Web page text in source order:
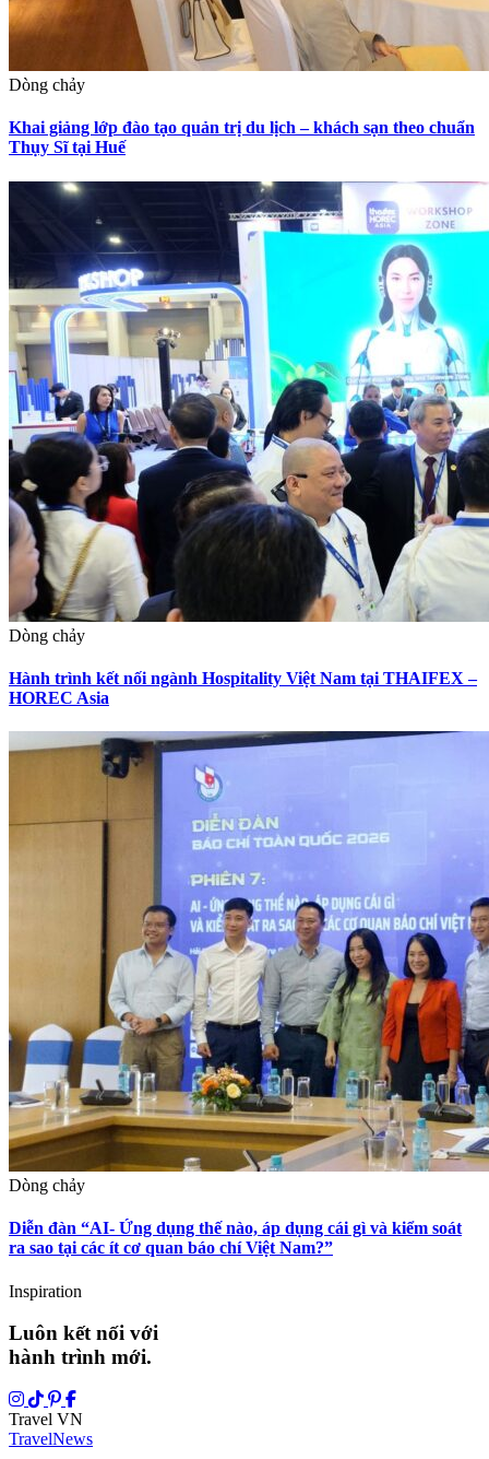
Dòng chảy
Khai giảng lớp đào tạo quản trị du lịch – khách sạn theo chuẩn
Thụy Sĩ tại Huế
Dòng chảy
Hành trình kết nối ngành Hospitality Việt Nam tại THAIFEX –
HOREC Asia
Dòng chảy
Diễn đàn “AI- Ứng dụng thế nào, áp dụng cái gì và kiểm soát
ra sao tại các ít cơ quan báo chí Việt Nam?”
Inspiration
Luôn kết nối với
hành trình mới.
Travel VN
TravelNews